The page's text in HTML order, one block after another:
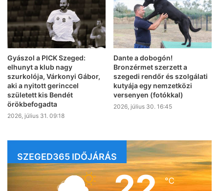
Gyászol a PICK Szeged:
elhunyt a klub nagy
szurkolója, Várkonyi Gábor,
aki a nyitott gerinccel
született kis Bendét
örökbefogadta
2026, július 31. 09:18
Dante a dobogón!
Bronzérmet szerzett a
szegedi rendőr és szolgálati
kutyája egy nemzetközi
versenyen (fotókkal)
2026, július 30. 16:45
SZEGED365 IDŐJÁRÁS
℃